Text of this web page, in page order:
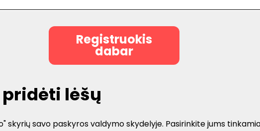
Registruokis
dabar
lėšų
skyrių savo paskyros valdymo skydelyje. Pasirinkite jums